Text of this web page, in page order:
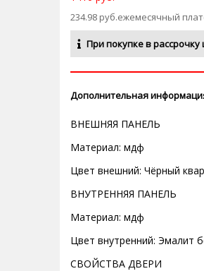
234.98 руб.ежемесячный
При покупке в
Дополнительная
ВНЕШНЯЯ ПАНЕЛЬ
Материал: мдф
Цвет внешний: Чёрный
ВНУТРЕННЯЯ ПАНЕЛЬ
Материал: мдф
Цвет внутренний: Эмалит
СВОЙСТВА ДВЕРИ